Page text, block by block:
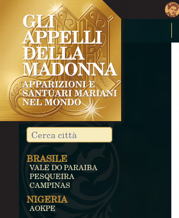
BRASILE
VALE DO PARAIBA
PESQUEIRA
CAMPINAS
NIGERIA
AOKPE